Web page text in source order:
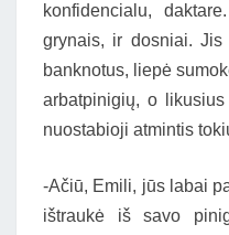
konfidencialu,
grynais, ir dosniai.
banknotus, liepė
arbatpinigių, o
nuostabioji atmintis
-Ačiū, Emili, jūs labai
ištraukė iš savo